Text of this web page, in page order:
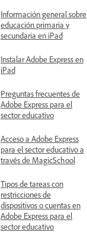
Información general sobre
educación primaria y
secundaria en iPad
Instalar Adobe Express en
iPad
Preguntas frecuentes de
Adobe Express para el
sector educativo
Acceso a Adobe Express
para el sector educativo a
través de MagicSchool
Tipos de tareas con
restricciones de
dispositivos o cuentas en
Adobe Express para el
sector educativo